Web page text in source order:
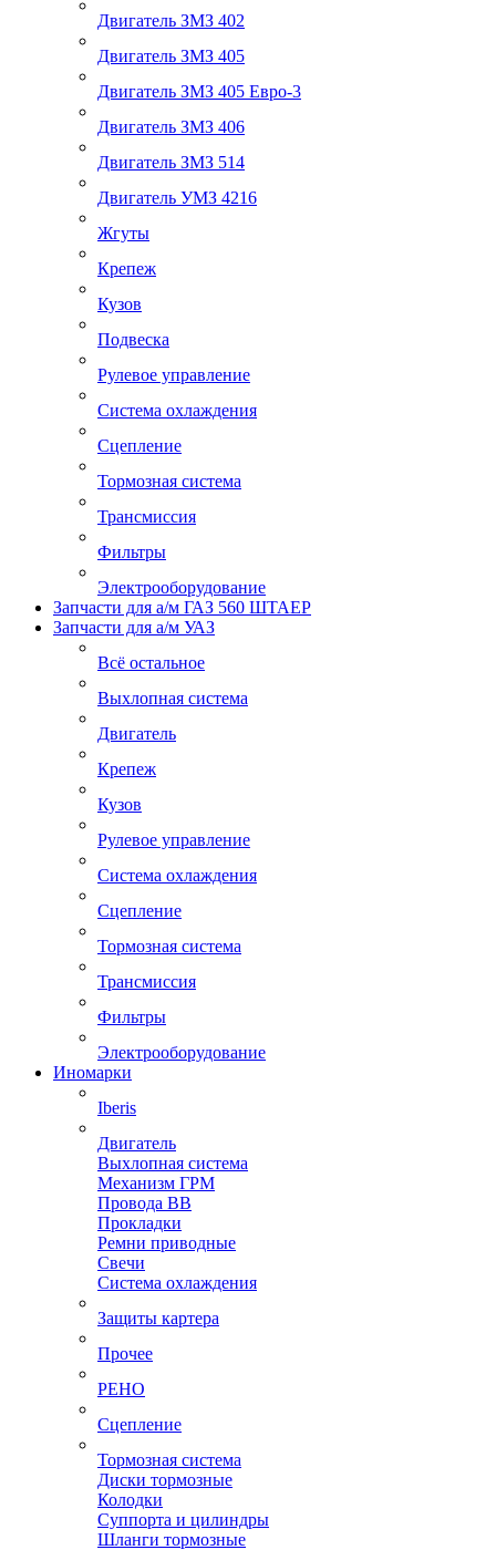
Двигатель ЗМЗ 402
Двигатель ЗМЗ 405
Двигатель ЗМЗ 405 Евро-3
Двигатель ЗМЗ 406
Двигатель ЗМЗ 514
Двигатель УМЗ 4216
Жгуты
Крепеж
Кузов
Подвеска
Рулевое управление
Система охлаждения
Сцепление
Тормозная система
Трансмиссия
Фильтры
Электрооборудование
Запчасти для а/м ГАЗ 560 ШТАЕР
Запчасти для а/м УАЗ
Всё остальное
Выхлопная система
Двигатель
Крепеж
Кузов
Рулевое управление
Система охлаждения
Сцепление
Тормозная система
Трансмиссия
Фильтры
Электрооборудование
Иномарки
Iberis
Двигатель
Выхлопная система
Механизм ГРМ
Провода ВВ
Прокладки
Ремни приводные
Свечи
Система охлаждения
Защиты картера
Прочее
РЕНО
Сцепление
Тормозная система
Диски тормозные
Колодки
Суппорта и цилиндры
Шланги тормозные